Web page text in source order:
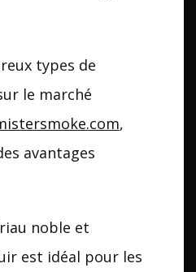
types de
le marché
,
avantages
noble et
est idéal pour les